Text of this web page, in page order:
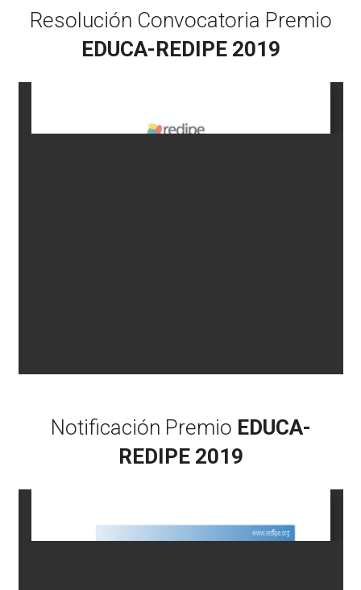
Resolución Convocatoria Premio
EDUCA-REDIPE 2019
Notificación Premio EDUCA-
REDIPE 2019